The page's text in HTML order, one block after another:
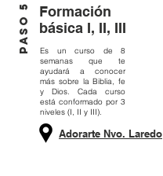
Formación
básica I, II, III
PASO 5
Es un curso de 8
semanas que te
ayudará a conocer
más sobre la Biblia, fe
y Dios. Cada curso
está conformado por 3
niveles (I, II y III).
Adorarte Nvo. Laredo